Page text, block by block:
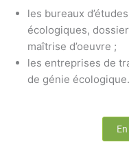
les bureaux
écologiques,
maîtrise d’oeuvre ;
les entreprises de
de génie écologique.